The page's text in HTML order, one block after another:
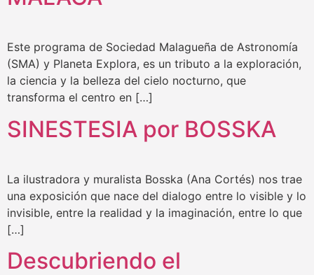
Este programa de Sociedad Malagueña de Astronomía
(SMA) y Planeta Explora, es un tributo a la exploración,
la ciencia y la belleza del cielo nocturno, que
transforma el centro en […]
SINESTESIA por BOSSKA
La ilustradora y muralista Bosska (Ana Cortés) nos trae
una exposición que nace del dialogo entre lo visible y lo
invisible, entre la realidad y la imaginación, entre lo que
[…]
Descubriendo el